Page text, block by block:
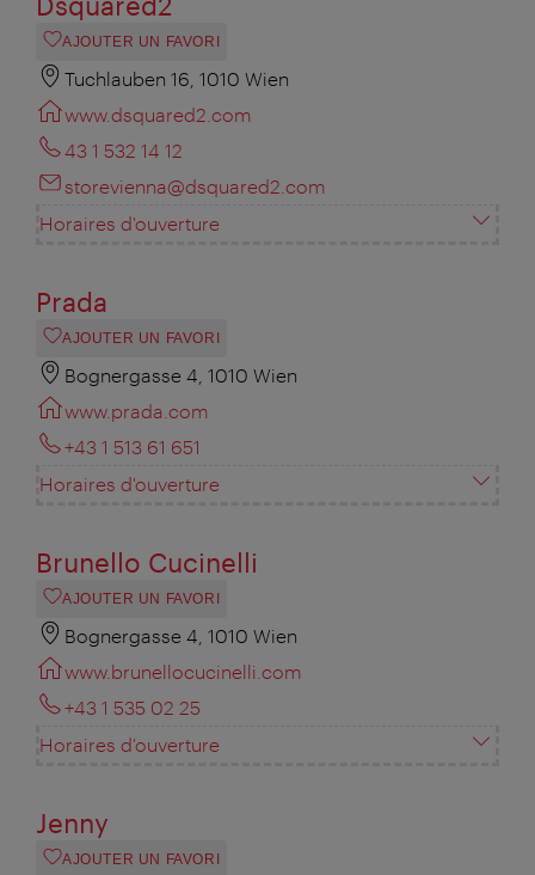
AJOUTER UN FAVORI
Tuchlauben 16, 1010 Wien
www.dsquared2.com
43 1 532 14 12
storevienna@dsquared2.com
Horaires d'ouverture
Prada
AJOUTER UN FAVORI
Bognergasse 4, 1010 Wien
www.prada.com
+43 1 513 61 651
Horaires d'ouverture
Brunello Cucinelli
AJOUTER UN FAVORI
Bognergasse 4, 1010 Wien
www.brunellocucinelli.com
+43 1 535 02 25
Horaires d'ouverture
Jenny
AJOUTER UN FAVORI